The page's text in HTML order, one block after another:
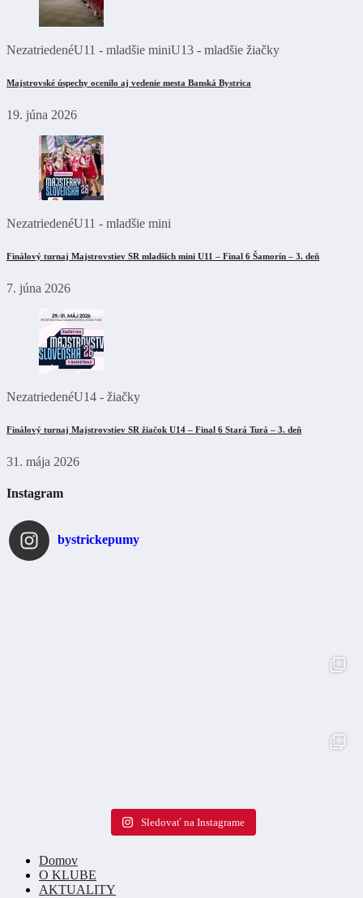
NezatriedenéU11 - mladšie miniU13 - mladšie žiačky
Majstrovské úspechy ocenilo aj vedenie mesta Banská Bystrica
19. júna 2026
NezatriedenéU11 - mladšie mini
Finálový turnaj Majstrovstiev SR mladších mini U11 – Final 6 Šamorín – 3. deň
7. júna 2026
NezatriedenéU14 - žiačky
Finálový turnaj Majstrovstiev SR žiačok U14 – Final 6 Stará Turá – 3. deň
31. mája 2026
Instagram
bystrickepumy
Sledovať na Instagrame
Domov
O KLUBE
AKTUALITY